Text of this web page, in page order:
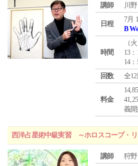
講師 川
日程
7月
B
時間
（火
13
14
回数
全
料金
義開
西洋占星術中級実習 ～ホロスコープ・
講師 狩